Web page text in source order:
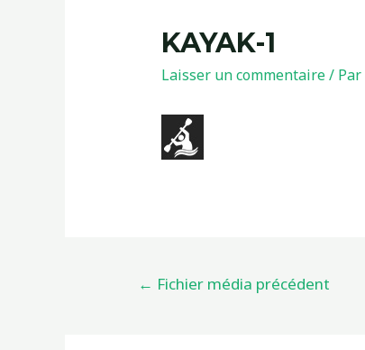
KAYAK-1
Laisser un commentaire/ Par
← Fichier média précédent